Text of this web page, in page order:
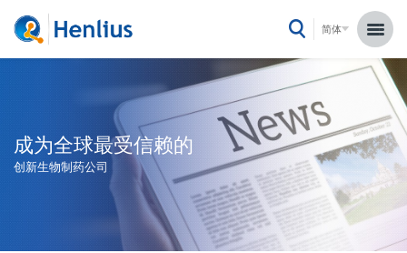
简体
成为全球最受信赖的
创新生物制药公司